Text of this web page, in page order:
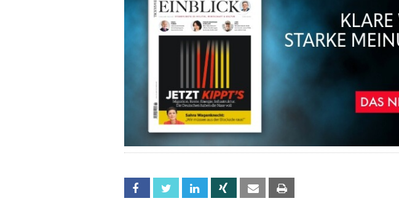
Facebook Twitter Linkedin Xing Email